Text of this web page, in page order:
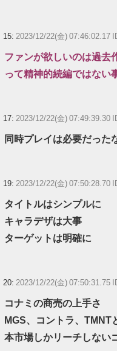
15: 2023/12/22(金) 07:46:02.17
ファンが欲しいのは過去
って精神的続編ではない
17: 2023/12/22(金) 07:49:39.30
同時プレイは必要だった
19: 2023/12/22(金) 07:50:28.70
タイトルはシンプルに
キャラデザは大事
ターゲットは明確に
20: 2023/12/22(金) 07:50:31.75
コナミの商売の上手さ
MGS、コントラ、TMNT
本市場しかリーチしない